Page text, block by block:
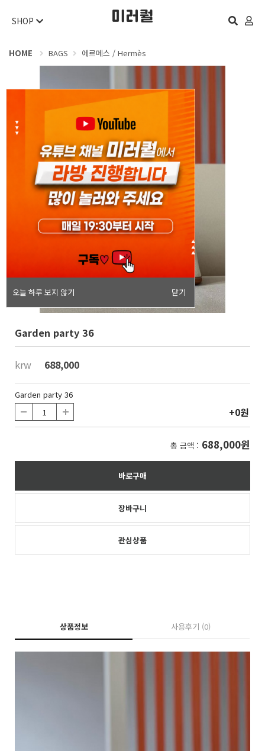
오늘 하루 보지 않기 닫기
SHOP
HOME BAGS 에르메스 / Hermès
Garden party 36
krw 688,000
Garden party 36
+0원
총 금액 : 688,000원
바로구매
장바구니
관심상품
상품정보 사용후기 (0)